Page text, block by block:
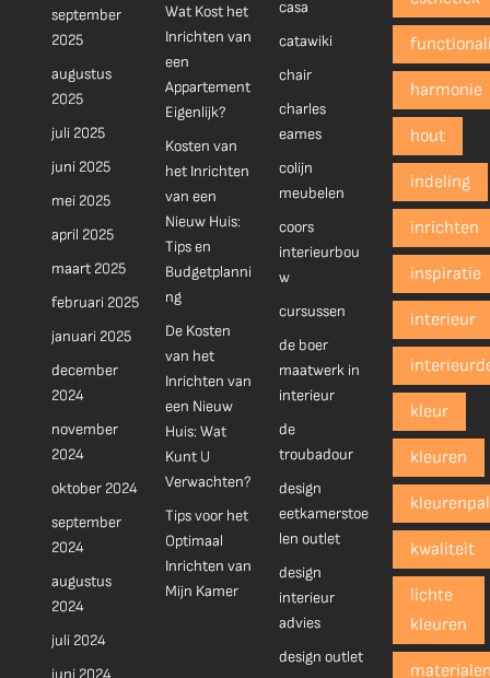
september
2025
augustus
2025
juli 2025
juni 2025
mei 2025
april 2025
maart 2025
februari 2025
januari 2025
december
2024
november
2024
oktober 2024
september
2024
augustus
2024
juli 2024
juni 2024
Wat Kost het
Inrichten van
een
Appartement
Eigenlijk?
Kosten van
het Inrichten
van een
Nieuw Huis:
Tips en
Budgetplanni
ng
De Kosten
van het
Inrichten van
een Nieuw
Huis: Wat
Kunt U
Verwachten?
Tips voor het
Optimaal
Inrichten van
Mijn Kamer
casa
catawiki
chair
charles
eames
colijn
meubelen
coors
interieurbou
w
cursussen
de boer
maatwerk in
interieur
de
troubadour
design
eetkamerstoe
len outlet
design
interieur
advies
design outlet
harmonie
hout
indeling
inrichten
inspiratie
interieur
kleur
kleuren
kwaliteit
lichte
kleuren